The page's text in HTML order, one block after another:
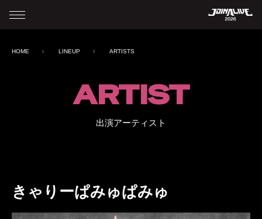
HOME LINEUP ARTISTS
ARTIST
出演アーティスト
きゃりーぱみゅぱみゅ